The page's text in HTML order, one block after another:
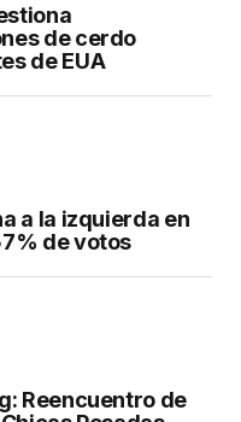
de cerdo
de EUA
a la izquierda en
de votos
Reencuentro de